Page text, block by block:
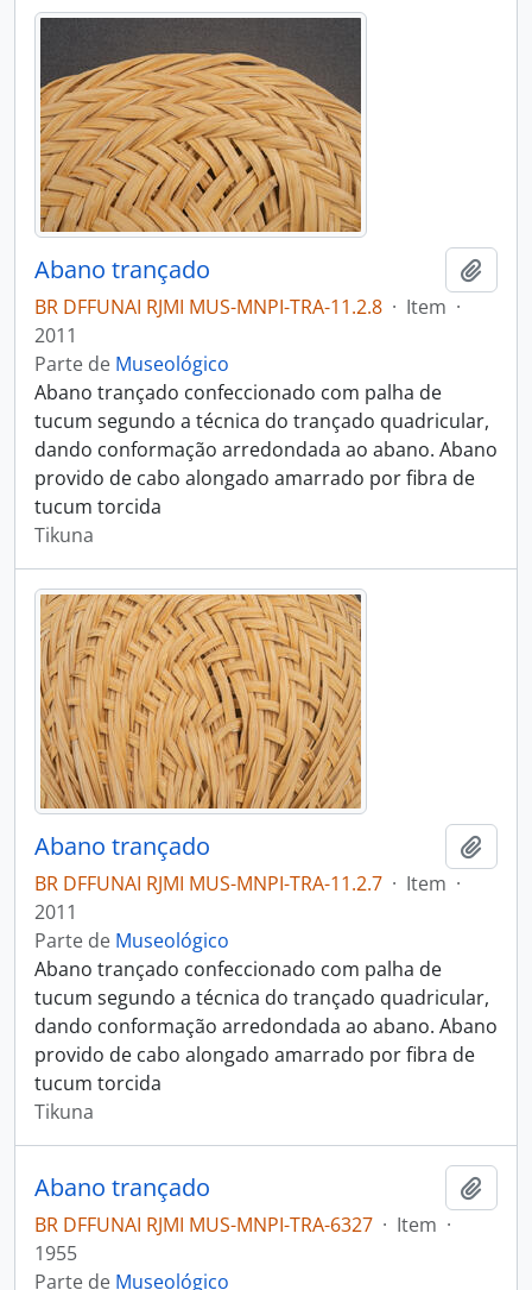
Abano trançado
BR DFFUNAI RJMI MUS-MNPI-TRA-11.2.8 · Item ·
2011
Parte de Museológico
Abano trançado confeccionado com palha de
tucum segundo a técnica do trançado quadricular,
dando conformação arredondada ao abano. Abano
provido de cabo alongado amarrado por fibra de
tucum torcida
Tikuna
Abano trançado
BR DFFUNAI RJMI MUS-MNPI-TRA-11.2.7 · Item ·
2011
Parte de Museológico
Abano trançado confeccionado com palha de
tucum segundo a técnica do trançado quadricular,
dando conformação arredondada ao abano. Abano
provido de cabo alongado amarrado por fibra de
tucum torcida
Tikuna
Abano trançado
BR DFFUNAI RJMI MUS-MNPI-TRA-6327 · Item ·
1955
Parte de Museológico